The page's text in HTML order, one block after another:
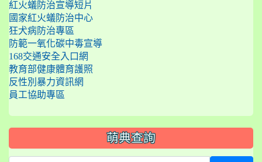
紅火蟻防治宣導短片
國家紅火蟻防治中心
狂犬病防治專區
防範一氧化碳中毒宣導
168交通安全入口網
教育部健康體育護照
反性別暴力資訊網
員工協助專區
萌典查詢